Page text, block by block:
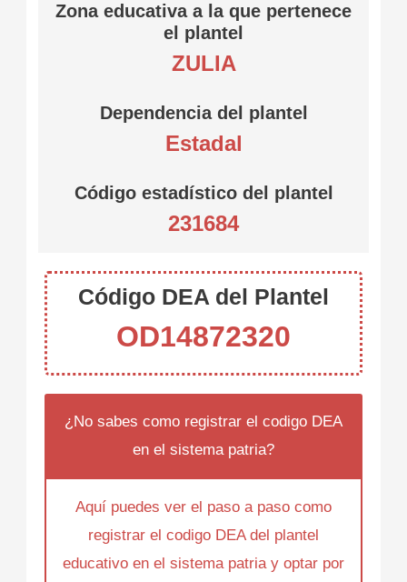
Zona educativa a la que pertenece
el plantel
ZULIA
Dependencia del plantel
Estadal
Código estadístico del plantel
231684
Código DEA del Plantel
OD14872320
¿No sabes como registrar el codigo DEA
en el sistema patria?
Aquí puedes ver el paso a paso como
registrar el codigo DEA del plantel
educativo en el sistema patria y optar por